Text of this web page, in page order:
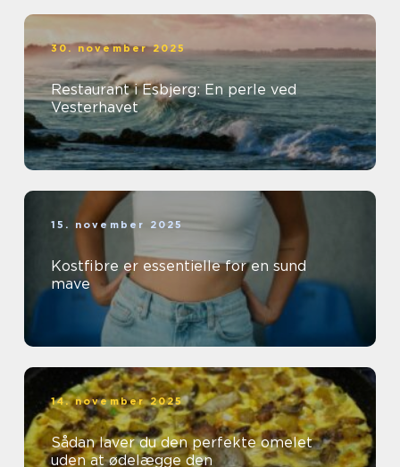
30. november 2025
Restaurant i Esbjerg: En perle ved
Vesterhavet
15. november 2025
Kostfibre er essentielle for en sund
mave
14. november 2025
Sådan laver du den perfekte omelet
uden at ødelægge den